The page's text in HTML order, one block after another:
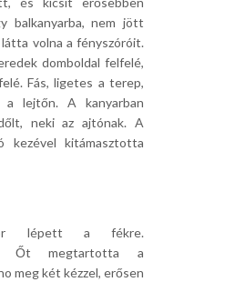
balkanyarba, nem jött
látta volna a fényszóróit.
domboldal felfelé,
Fás, ligetes a terep,
a lejtőn. A kanyarban
neki az ajtónak. A
kezével kitámasztotta
lépett a fékre.
Őt megtartotta a
meg két kézzel, erősen